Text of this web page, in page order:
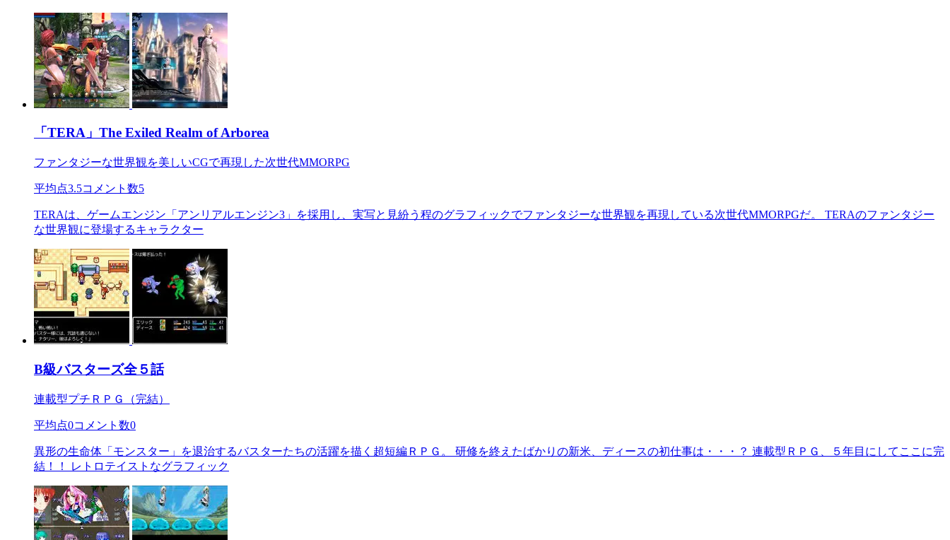
「TERA」The Exiled Realm of Arborea
ファンタジーな世界観を美しいCGで再現した次世代MMORPG
平均点3.5コメント数5
TERAは、ゲームエンジン「アンリアルエンジン3」を採用し、実写と見紛う程のグラフィックでファンタジーな世界観を再現している次世代MMORPGだ。 TERAのファンタジー
な世界観に登場するキャラクター
B級バスターズ全５話
連載型プチＲＰＧ（完結）
平均点0コメント数0
異形の生命体「モンスター」を退治するバスターたちの活躍を描く超短編ＲＰＧ。 研修を終えたばかりの新米、ディースの初仕事は・・・？ 連載型ＲＰＧ、５年目にしてここに完
結！！ レトロテイストなグラフィック